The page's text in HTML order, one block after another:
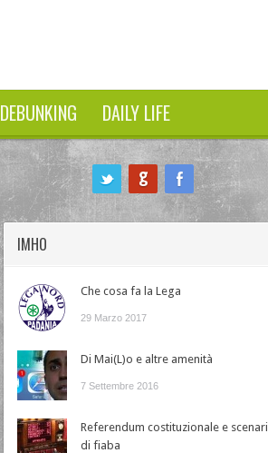
DEBUNKING DAILY LIFE
IMHO
Che cosa fa la Lega
29 Marzo 2017
Di Mai(L)o e altre amenità
7 Settembre 2016
Referendum costituzionale e scenari
di fiaba